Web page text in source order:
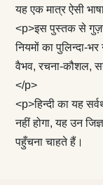
यह एक मात्र ऐसी
<p>इस पुस्तक से
नियमों का पुलिन्‍दा-भर
वैभव, रचना-कौशल,
</p>
<p>हिन्दी का यह
नहीं होगा, यह उन
पहुँचना चाहते हैं।